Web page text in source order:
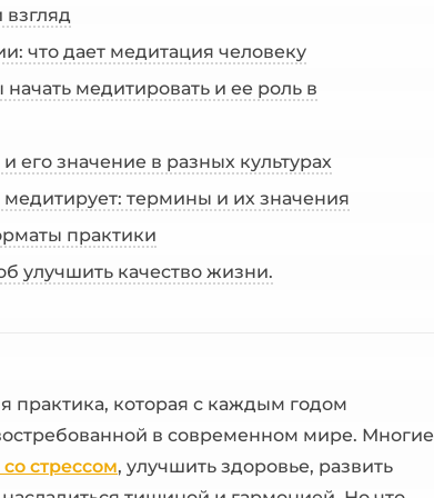
что дает медитация человеку
медитировать и ее роль в
его значение в разных культурах
термины и их значения
практики
улучшить качество жизни.
которая с каждым годом
в современном мире. Многие
стрессом, улучшить здоровье, развить